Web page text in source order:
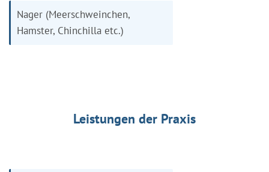
Nager (Meerschweinchen,
Hamster, Chinchilla etc.)
Leistungen der Praxis